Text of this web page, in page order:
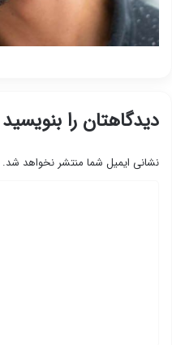
دیدگاهتان را بنویسید
نشانی ایمیل شما منتشر نخواهد شد.